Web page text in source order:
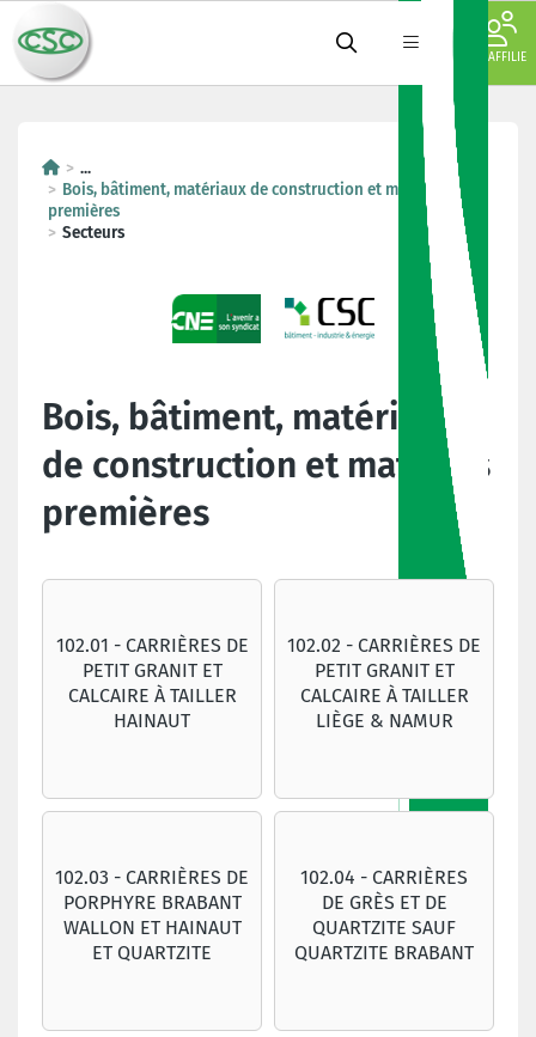
JE M'AFFILIE
...
Bois, bâtiment, matériaux de construction et matières
premières
Secteurs
Bois, bâtiment, matériaux
de construction et matières
premières
102.01 - CARRIÈRES DE
PETIT GRANIT ET
CALCAIRE À TAILLER
HAINAUT
102.02 - CARRIÈRES DE
PETIT GRANIT ET
CALCAIRE À TAILLER
LIÈGE & NAMUR
102.03 - CARRIÈRES DE
PORPHYRE BRABANT
WALLON ET HAINAUT
ET QUARTZITE
102.04 - CARRIÈRES
DE GRÈS ET DE
QUARTZITE SAUF
QUARTZITE BRABANT